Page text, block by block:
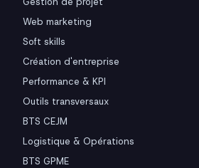
Web marketing
Soft skills
Création d'entreprise
Performance & KPI
Outils transversaux
BTS CEJM
Logistique & Opérations
BTS GPME